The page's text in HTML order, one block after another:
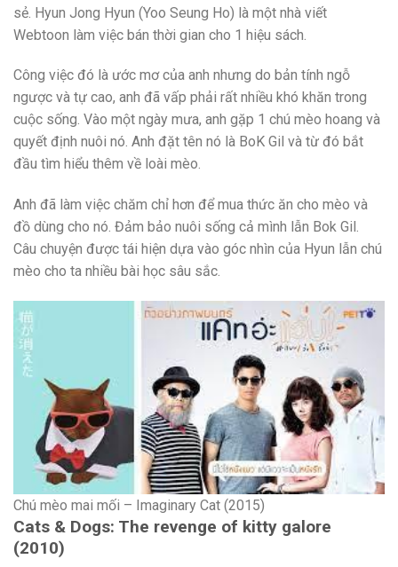
sẻ. Hyun Jong Hyun (Yoo Seung Ho) là một nhà viết
Webtoon làm việc bán thời gian cho 1 hiệu sách.
Công việc đó là ước mơ của anh nhưng do bản tính ngỗ
ngược và tự cao, anh đã vấp phải rất nhiều khó khăn trong
cuộc sống. Vào một ngày mưa, anh gặp 1 chú mèo hoang và
quyết định nuôi nó. Anh đặt tên nó là BoK Gil và từ đó bắt
đầu tìm hiểu thêm về loài mèo.
Anh đã làm việc chăm chỉ hơn để mua thức ăn cho mèo và
đồ dùng cho nó. Đảm bảo nuôi sống cả mình lẫn Bok Gil.
Câu chuyện được tái hiện dựa vào góc nhìn của Hyun lẫn chú
mèo cho ta nhiều bài học sâu sắc.
Chú mèo mai mối – Imaginary Cat (2015)
Cats & Dogs: The revenge of kitty galore
(2010)